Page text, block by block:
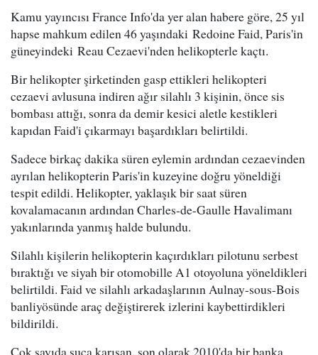
Kamu yayıncısı France Info'da yer alan habere göre, 25 yıl
hapse mahkum edilen 46 yaşındaki Redoine Faid, Paris'in
güneyindeki Reau Cezaevi'nden helikopterle kaçtı.
Bir helikopter şirketinden gasp ettikleri helikopteri
cezaevi avlusuna indiren ağır silahlı 3 kişinin, önce sis
bombası attığı, sonra da demir kesici aletle kestikleri
kapıdan Faid'i çıkarmayı başardıkları belirtildi.
Sadece birkaç dakika süren eylemin ardından cezaevinden
ayrılan helikopterin Paris'in kuzeyine doğru yöneldiği
tespit edildi. Helikopter, yaklaşık bir saat süren
kovalamacanın ardından Charles-de-Gaulle Havalimanı
yakınlarında yanmış halde bulundu.
Silahlı kişilerin helikopterin kaçırdıkları pilotunu serbest
bıraktığı ve siyah bir otomobille A1 otoyoluna yöneldikleri
belirtildi. Faid ve silahlı arkadaşlarının Aulnay-sous-Bois
banliyösünde araç değiştirerek izlerini kaybettirdikleri
bildirildi.
Çok sayıda suça karışan, son olarak 2010'da bir banka